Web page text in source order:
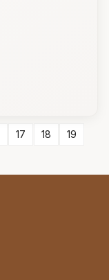
17 18
19